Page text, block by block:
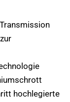
hochlegierte